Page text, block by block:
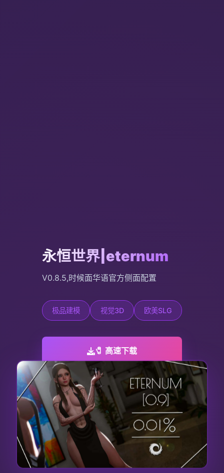
永恒世界|eternum
V0.8.5,时候面华语官方侧面配置
极品建模 视觉3D 欧美SLG
🧷 高速下载